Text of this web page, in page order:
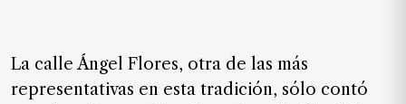
La calle Ángel Flores, otra de las más
representativas en esta tradición, sólo contó